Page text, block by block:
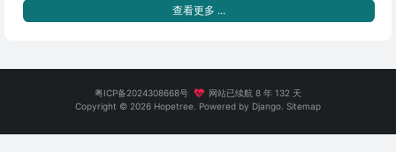
查看更多 ...
粤ICP备2024308668号
网站已续航 8 年 132 天
Copyright © 2026 Hopetree . Powered by Django. Sitemap